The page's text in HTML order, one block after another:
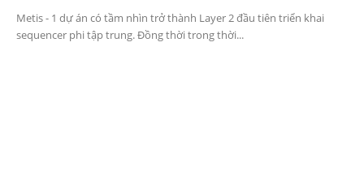
Metis - 1 dự án có tầm nhìn trở thành Layer 2 đầu tiên triển khai
sequencer phi tập trung. Đồng thời trong thời...